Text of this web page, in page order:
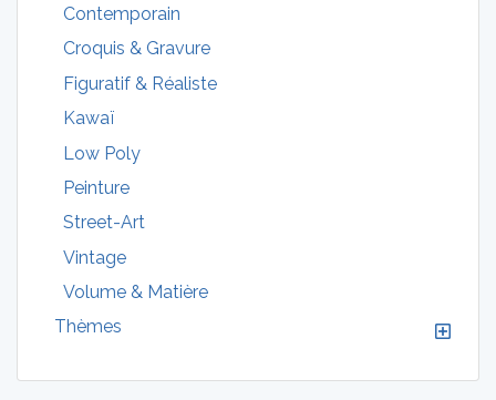
Contemporain
Croquis & Gravure
Figuratif & Réaliste
Kawaï
Low Poly
Peinture
Street-Art
Vintage
Volume & Matière
Thèmes